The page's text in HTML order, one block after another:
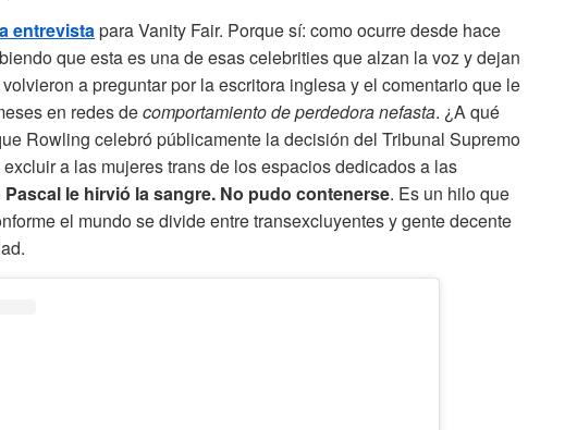
entrevistapara Vanity Fair. Porque sí: como ocurre desde hace
que esta es una de esas celebrities que alzan la voz y dejan
a preguntar por la escritora inglesa y el comentario que le
en redes decomportamiento de perdedora nefasta. ¿A qué
Rowling celebró públicamente la decisión del Tribunal Supremo
a las mujeres trans de los espacios dedicados a las
Pascal le hirvió la sangre. No pudo contenerse. Es un hilo que
el mundo se divide entre transexcluyentes y gente decente